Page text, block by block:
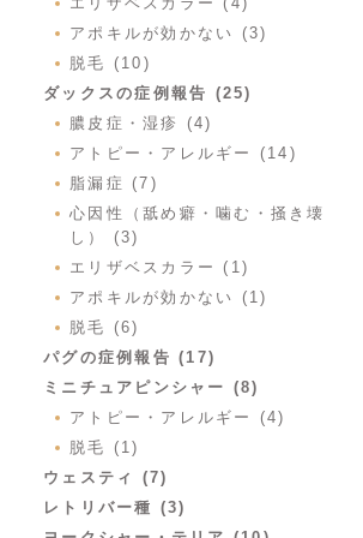
アポキルが効かない (3)
脱毛 (10)
ダックスの症例報告 (25)
膿皮症・湿疹 (4)
アトピー・アレルギー (14)
脂漏症 (7)
心因性（舐め癖・噛む・掻き壊
し） (3)
エリザベスカラー (1)
アポキルが効かない (1)
脱毛 (6)
パグの症例報告 (17)
ミニチュアピンシャー (8)
アトピー・アレルギー (4)
脱毛 (1)
ウェスティ (7)
レトリバー種 (3)